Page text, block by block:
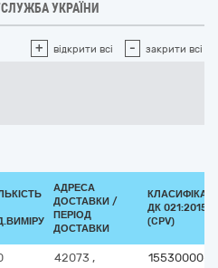
УКРАЇНИ
+ відкрити всі - закрити всі
АДРЕСА
ДОСТАВКИ /
ПЕРІОД
ДОСТАВКИ
ДК 021:2015
(CPV)
42073 ,
15530000-2